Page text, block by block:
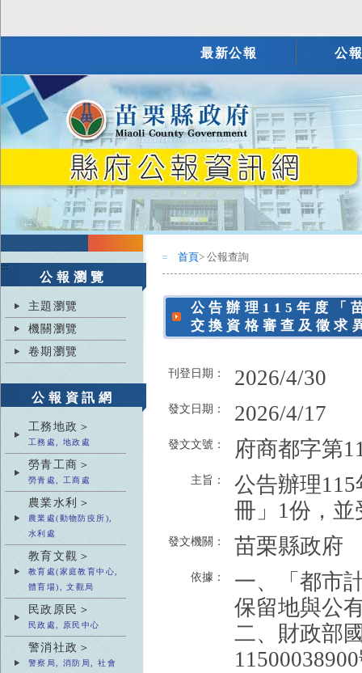
最新公報 公
:::
公報瀏覽
主題瀏覽
機關瀏覽
卷期瀏覽
公報資訊網
工務地政＞
工務處, 地政處
勞青工商＞
勞青處, 工商處
農業水利＞
農業處(動物防疫所),
水利處
教育文觀＞
教育處(家庭教育中心,
體育場), 文觀局
民政原民＞
民政處, 原民中心
警消社政＞
警察局, 消防局, 社會
::: 首頁> 公報查詢
公告辦理115年度「
交換資格審查及徵求
刊登日期： 2026/4/30
發文日期： 2026/4/17
發文文號： 府商都字第
主旨：
公告辦理
冊」1份，
發文機關： 苗栗縣政府
依據：
一、「都市
保留地與公
二、財政部